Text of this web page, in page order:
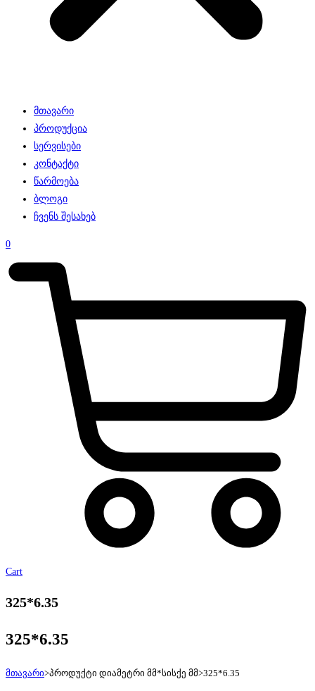
მთავარი
პროდუქცია
სერვისები
კონტაქტი
წარმოება
ბლოგი
ჩვენს შესახებ
0
Cart
325*6.35
325*6.35
მთავარი>პროდუქტი დიამეტრი მმ*სისქე მმ>325*6.35